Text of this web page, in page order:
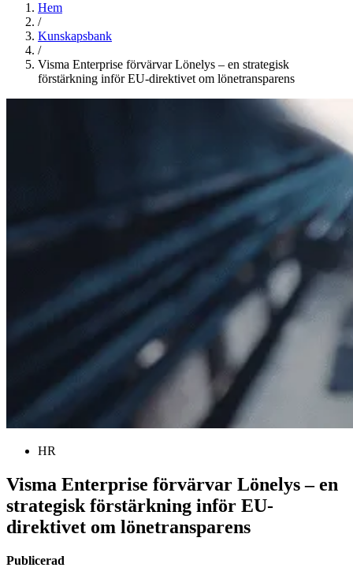
Hem
/
Kunskapsbank
/
Visma Enterprise förvärvar Lönelys – en strategisk
förstärkning inför EU-direktivet om lönetransparens
HR
Visma Enterprise förvärvar Lönelys – en
strategisk förstärkning inför EU-
direktivet om lönetransparens
Publicerad